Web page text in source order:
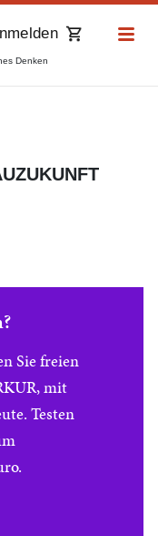
Denken
Sie freien
mit
Testen